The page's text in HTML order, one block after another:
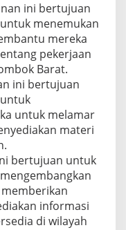
ini bertujuan
menemukan
mereka
pekerjaan
Barat.
ini bertujuan
untuk melamar
materi
bertujuan untuk
informasi
di wilayah